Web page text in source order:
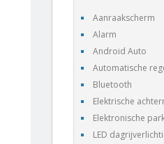
Aanraakscherm
Alarm
Android Auto
Automatische
Bluetooth
Elektrische
Elektronische
LED